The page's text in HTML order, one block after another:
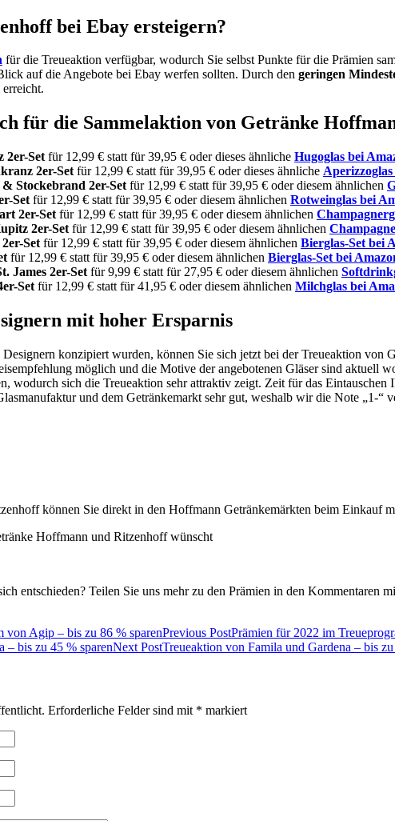
bei Ebay ersteigern?
für die Treueaktion verfügbar, wodurch Sie selbst Punkte für die Prämien
auf die Angebote bei Ebay werfen sollten. Durch den geringen
für die Sammelaktion von Getränke
2er-Set für 12,99 € statt für 39,95 € oder dieses ähnliche Hugoglas bei
2er-Set für 12,99 € statt für 39,95 € oder dieses ähnliche
Stockebrand 2er-Set für 12,99 € statt für 39,95 € oder diesem ähnlichen
Set für 12,99 € statt für 39,95 € oder diesem ähnlichen Rotweinglas bei
2er-Set für 12,99 € statt für 39,95 € oder diesem ähnlichen
2er-Set für 12,99 € statt für 39,95 € oder diesem ähnlichen
Set für 12,99 € statt für 39,95 € oder diesem ähnlichen Bierglas-Set bei
für 12,99 € statt für 39,95 € oder diesem ähnlichen Bierglas-Set bei
James 2er-Set für 9,99 € statt für 27,95 € oder diesem ähnlichen
Set für 12,99 € statt für 41,95 € oder diesem ähnlichen Milchglas bei
mit hoher Ersparnis
konzipiert wurden, können Sie sich jetzt bei der Treueaktion von
möglich und die Motive der angebotenen Gläser sind aktuell
wodurch sich die Treueaktion sehr attraktiv zeigt. Zeit für das
und dem Getränkemarkt sehr gut, weshalb wir die Note „1-“
können Sie direkt in den Hoffmann Getränkemärkten beim Einkauf
Hoffmann und Ritzenhoff wünscht
entschieden? Teilen Sie uns mehr zu den Prämien in den Kommentaren
Previous PostPrämien für 2022 im
Next PostTreueaktion von Famila und Gardena – bis
Erforderliche Felder sind mit * markiert